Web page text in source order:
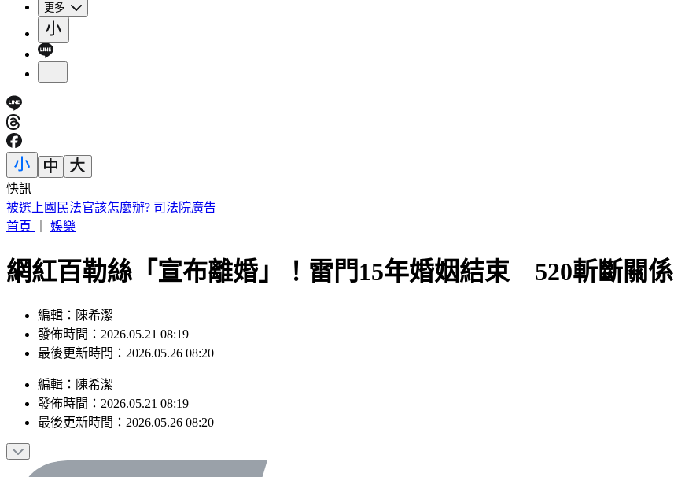
更多
快訊
被選上國民法官該怎麼辦? 司法院廣告
首頁
娛樂
網紅百勒絲「宣布離婚」！雷門15年婚姻結束 520斬斷關係
編輯：陳希潔
發佈時間：2026.05.21 08:19
最後更新時間：2026.05.26 08:20
編輯 ： 陳希潔
發佈時間： 2026.05.21 08:19
最後更新時間： 2026.05.26 08:20